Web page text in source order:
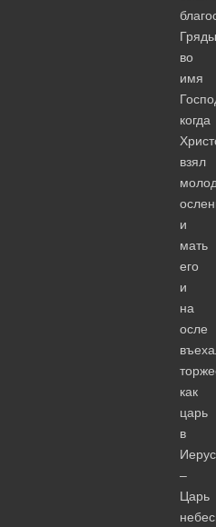
во
имя
когда
взял
и
мать
его
и
на
осле
как
царь
в
–
Царь